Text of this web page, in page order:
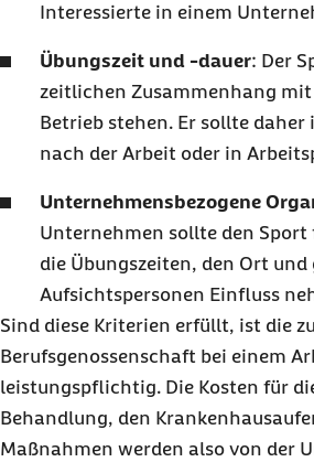
Interessierte in einem
Übungszeit und -dauer: Der
zeitlichen Zusammenhang
Betrieb stehen. Er sollte daher
nach der Arbeit oder in
Unternehmensbezogene
Unternehmen sollte den
die Übungszeiten, den Ort
Aufsichtspersonen Einfluss
Sind diese Kriterien erfüllt, ist die
Berufsgenossenschaft bei einem
leistungspflichtig. Die Kosten für
Behandlung, den
Maßnahmen werden also von der